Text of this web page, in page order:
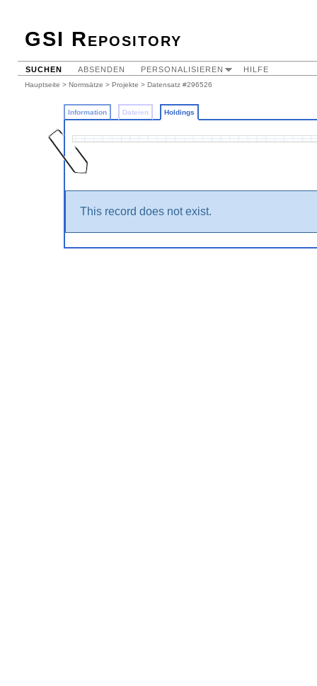
GSI Repository
SUCHEN ABSENDEN PERSONALISIEREN HILFE
Hauptseite > Normsätze > Projekte > Datensatz #296526
Information Dateien Holdings
This record does not exist.